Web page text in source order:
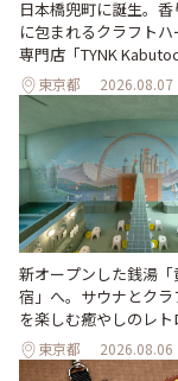
日本橋兜町に誕生。香
に包まれるクラフト
専門店「TYNK
東京都 2026.08.07
新オープンした銭湯「
宿」へ。サウナとクラ
を楽しむ癒やしのレト
東京都 2026.08.06